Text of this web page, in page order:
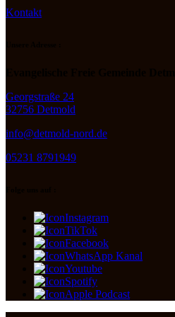
Kontakt
Georgstraße 24
32756 Detmold
info@detmold-nord.de
05231 8791949
Instagram
TikTok
Facebook
WhatsApp Kanal
Youtube
Spotify
Apple Podcast